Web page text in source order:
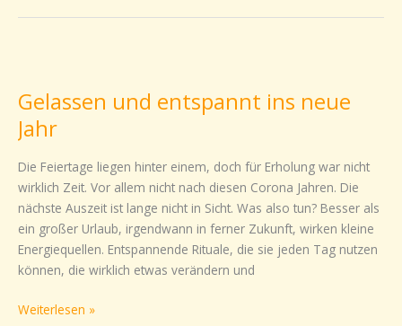
Gelassen und entspannt ins neue
Jahr
Die Feiertage liegen hinter einem, doch für Erholung war nicht
wirklich Zeit. Vor allem nicht nach diesen Corona Jahren. Die
nächste Auszeit ist lange nicht in Sicht. Was also tun? Besser als
ein großer Urlaub, irgendwann in ferner Zukunft, wirken kleine
Energiequellen. Entspannende Rituale, die sie jeden Tag nutzen
können, die wirklich etwas verändern und
entspannt
ins
neue
Jahr
Weiterlesen »